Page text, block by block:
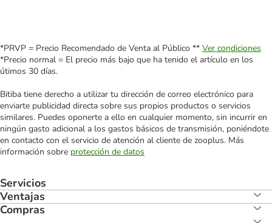
*PRVP = Precio Recomendado de Venta al Público ** Ver condiciones
*Precio normal = El precio más bajo que ha tenido el artículo en los
útimos 30 días.
Bitiba tiene derecho a utilizar tu dirección de correo electrónico para
enviarte publicidad directa sobre sus propios productos o servicios
similares. Puedes oponerte a ello en cualquier momento, sin incurrir en
ningún gasto adicional a los gastos básicos de transmisión, poniéndote
en contacto con el servicio de atención al cliente de zooplus. Más
información sobre protección de datos
Servicios
Ventajas
Compras